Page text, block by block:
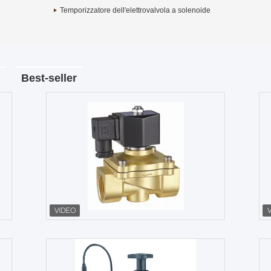
Temporizzatore dell'elettrovalvola a solenoide
Best-seller
Acciaio inossidabile dell'acqua ad alta
pressione normalmente chiusa a 3/4
pollici dell'elettrovalvola a solenoide
24VDC
Contattaci